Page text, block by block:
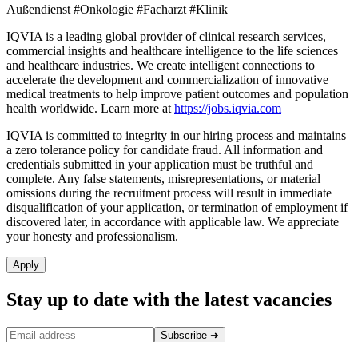
Außendienst #Onkologie #Facharzt #Klinik
IQVIA is a leading global provider of clinical research services,
commercial insights and healthcare intelligence to the life sciences
and healthcare industries. We create intelligent connections to
accelerate the development and commercialization of innovative
medical treatments to help improve patient outcomes and population
health worldwide. Learn more at https://jobs.iqvia.com
IQVIA is committed to integrity in our hiring process and maintains
a zero tolerance policy for candidate fraud. All information and
credentials submitted in your application must be truthful and
complete. Any false statements, misrepresentations, or material
omissions during the recruitment process will result in immediate
disqualification of your application, or termination of employment if
discovered later, in accordance with applicable law. We appreciate
your honesty and professionalism.
Apply
Stay up to date with the latest vacancies
Subscribe ➜